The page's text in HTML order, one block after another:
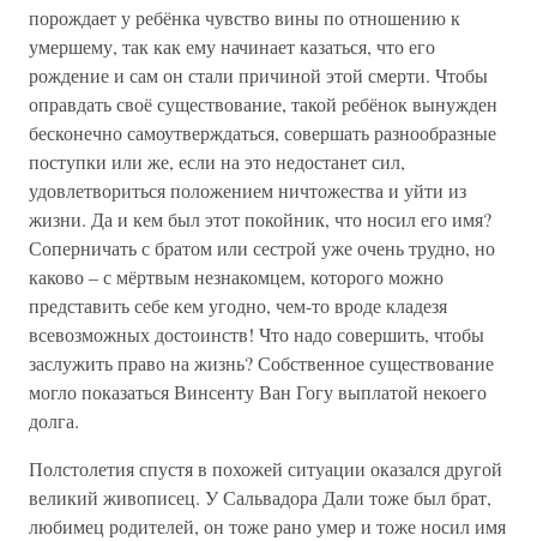
порождает у ребёнка чувство вины по отношению к
умершему, так как ему начинает казаться, что его
рождение и сам он стали причиной этой смерти. Чтобы
оправдать своё существование, такой ребёнок вынужден
бесконечно самоутверждаться, совершать разнообразные
поступки или же, если на это недостанет сил,
удовлетвориться положением ничтожества и уйти из
жизни. Да и кем был этот покойник, что носил его имя?
Соперничать с братом или сестрой уже очень трудно, но
каково – с мёртвым незнакомцем, которого можно
представить себе кем угодно, чем-то вроде кладезя
всевозможных достоинств! Что надо совершить, чтобы
заслужить право на жизнь? Собственное существование
могло показаться Винсенту Ван Гогу выплатой некоего
долга.
Полстолетия спустя в похожей ситуации оказался другой
великий живописец. У Сальвадора Дали тоже был брат,
любимец родителей, он тоже рано умер и тоже носил имя